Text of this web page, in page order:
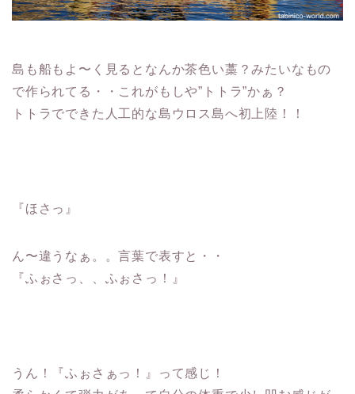
島も船もよ〜く見るとなんか茶色い藁？みたいなもの
で作られてる・・これがもしや”トトラ”かぁ？
トトラでできた人工的な島ウロス島へ初上陸！！
『ほさっ』
ん〜違うなぁ。。言葉で表すと・・
『ふぉさっ、、ふぉさっ！』
うん！『ふぉさぁっ！』って感じ！